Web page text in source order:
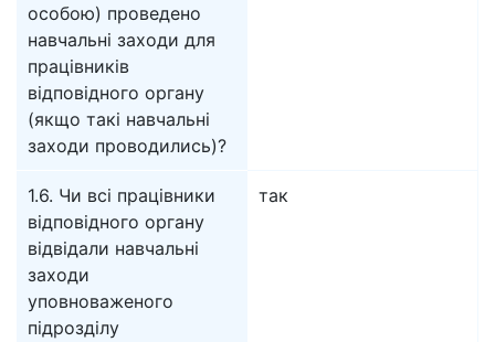
особою) проведено
навчальні заходи для
працівників
відповідного органу
(якщо такі навчальні
заходи проводились)?
1.6. Чи всі працівники
відповідного органу
відвідали навчальні
заходи
уповноваженого
підрозділу
так